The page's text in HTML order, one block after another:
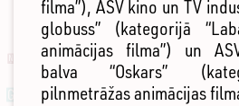
filma”), ASV kino un TV
globuss” (kategorijā
animācijas filma”) un
balva “Oskars”
pilnmetrāžas animācijas